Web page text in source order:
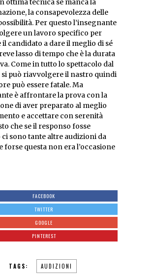
ottima tecnica se manca la
la consapevolezza delle
Per questo l’insegnante
un lavoro specifico per
candidato a dare il meglio di sé
lasso di tempo che è la durata
Come in tutto lo spettacolo dal
può riavvolgere il nastro quindi
può essere fatale. Ma
è affrontare la prova con la
di aver preparato al meglio
e accettare con serenità
che se il responso fosse
sono tante altre audizioni da
forse questa non era l’occasione
FACEBOOK
TWITTER
GOOGLE
PINTEREST
TAGS: AUDIZIONI